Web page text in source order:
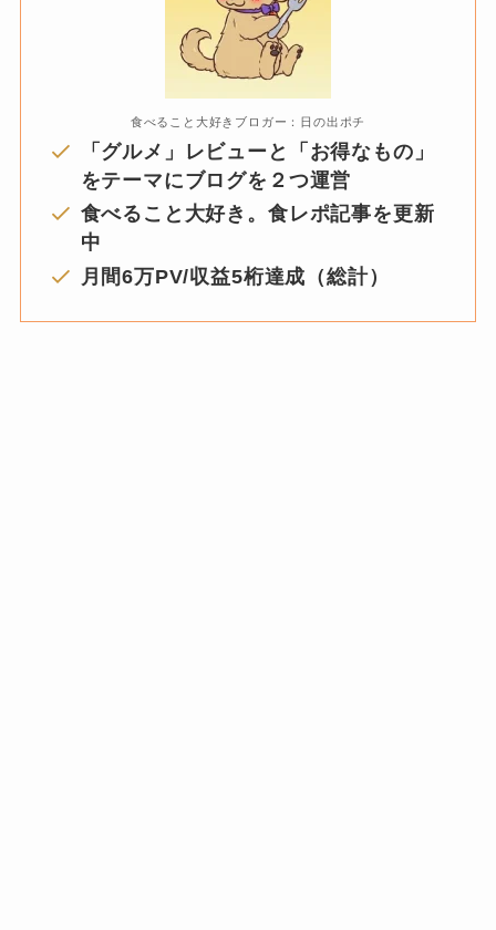
食べること大好きブロガー：日の出ポチ
「グルメ」レビューと「お得なもの」
をテーマにブログを２つ運営
食べること大好き。食レポ記事を更新
中
月間6万PV/収益5桁達成（総計）